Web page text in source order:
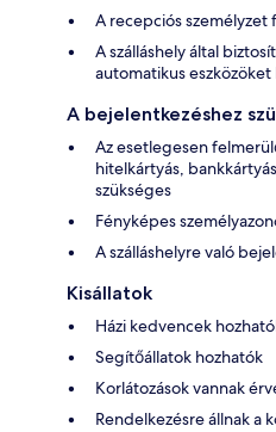
A recepciós
A szálláshely által
automatikus eszközöket
A bejelentkezéshez
Az esetlegesen
hitelkártyás,
szükséges
Fényképes
A szálláshelyre való
Kisállatok
Házi kedvencek
Segítőállatok hozhatók
Korlátozások vannak
Rendelkezésre állnak a